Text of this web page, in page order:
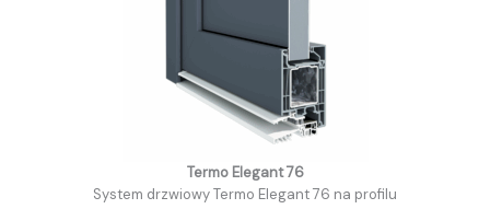
Termo Elegant 76
System drzwiowy Termo Elegant 76 na profilu